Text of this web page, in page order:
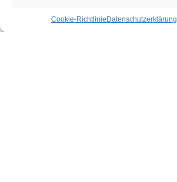
Cookie-Richtlinie Datenschutzerklärung